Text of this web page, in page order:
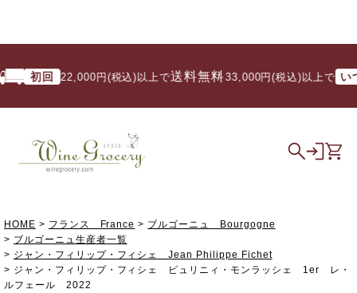
初回 22,000円(税込)以上で送料無料/ 33,000円(税込)以上で いつで
HOME フランス France
ブルゴーニュ Bourgogne
ブルゴーニュ生産者一覧
ジャン・フィリップ・フィシェ Jean Philippe Fichet
ジャン・フィリップ・フィシェ ピュリニィ・モンラッシェ 1er レ・
ルフェール 2022